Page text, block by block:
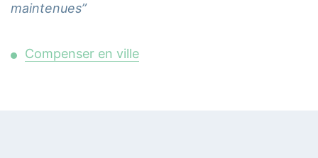
maintenues”
Compenser en ville